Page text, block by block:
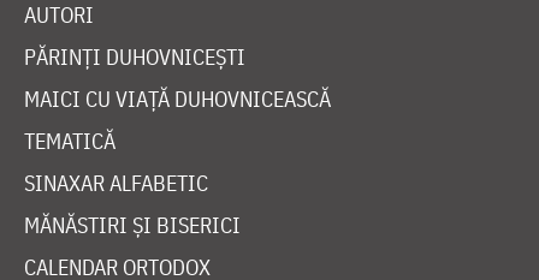
AUTORI
PĂRINȚI DUHOVNICEȘTI
MAICI CU VIAȚĂ DUHOVNICEASCĂ
TEMATICĂ
SINAXAR ALFABETIC
MĂNĂSTIRI ȘI BISERICI
CALENDAR ORTODOX